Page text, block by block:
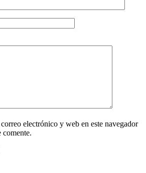
electrónico y web en este navegador
comente.